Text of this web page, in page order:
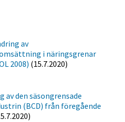
av
i näringsgrenar
2008) (15.7.2020)
av den säsongrensade
(BCD) från föregående